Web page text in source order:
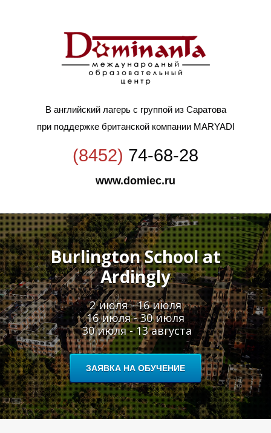
В английский лагерь с группой из Саратова
при поддержке британской компании MARYADI
(8452) 74-68-28
www.domiec.ru
Burlington School at
Ardingly
2 июля - 16 июля
16 июля - 30 июля
30 июля - 13 августа
ЗАЯВКА НА ОБУЧЕНИЕ